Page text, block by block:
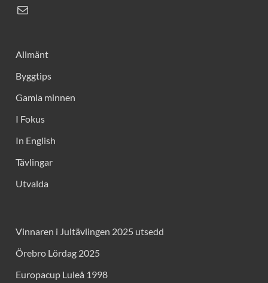
Allmänt
Byggtips
Gamla minnen
I Fokus
In English
Tävlingar
Utvalda
Vinnaren i Jultävlingen 2025 utsedd
Örebro Lördag 2025
Europacup Luleå 1998